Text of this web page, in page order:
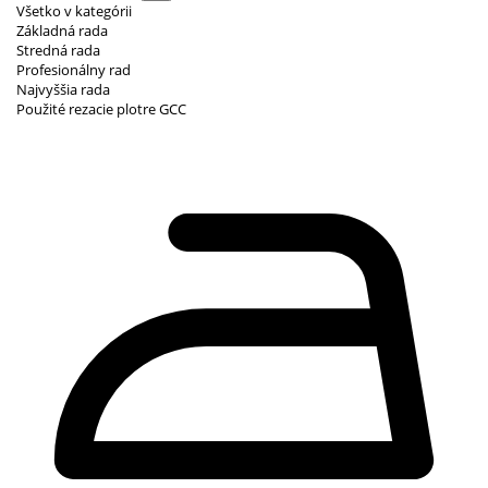
Všetko v kategórii
Základná rada
Stredná rada
Profesionálny rad
Najvyššia rada
Použité rezacie plotre GCC